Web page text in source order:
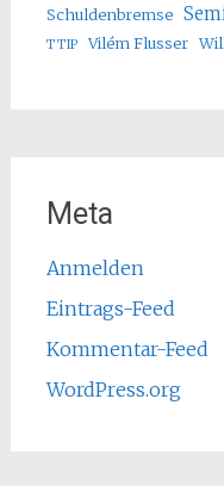
Schuldenbremse
TTIP
Vilém Flusser
Meta
Anmelden
Eintrags-Feed
Kommentar-Feed
WordPress.org